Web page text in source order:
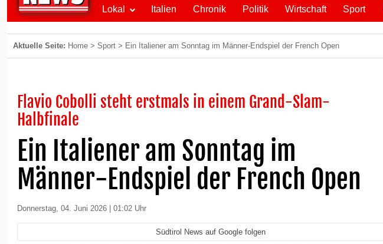
Lokal Italien Chronik Politik Wirtschaft Sport
Aktuelle Seite: Home > Sport > Ein Italiener am Sonntag im Männer-Endspiel der French Open
Flavio Cobolli steht erstmals in einem Grand-Slam-
Halbfinale
Ein Italiener am Sonntag im
Männer-Endspiel der French Open
Donnerstag, 04. Juni 2026 | 01:02 Uhr
Südtirol News auf Google folgen